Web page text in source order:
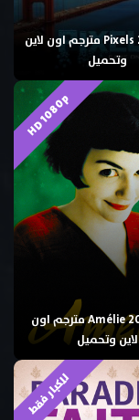
فيلم Pixels 2015 مترجم اون لاين
وتحميل
HD 1080p
فيلم Amélie 2001 مترجم اون
لاين وتحميل
للكبار فقط